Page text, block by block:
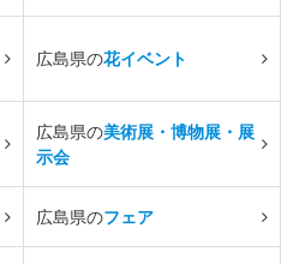
広島県の花イベント
広島県の美術展・博物展・展
示会
広島県のフェア